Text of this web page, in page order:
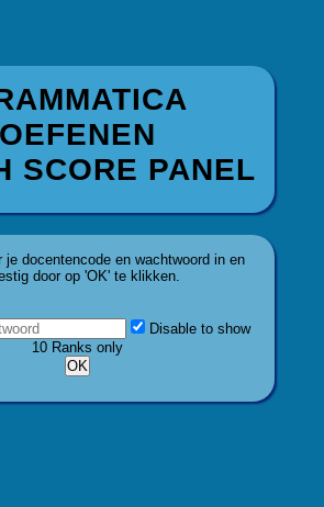
OEFENEN
SCORE PANEL
je docentencode en wachtwoord in en
door op 'OK' te klikken.
Disable to show
10 Ranks only